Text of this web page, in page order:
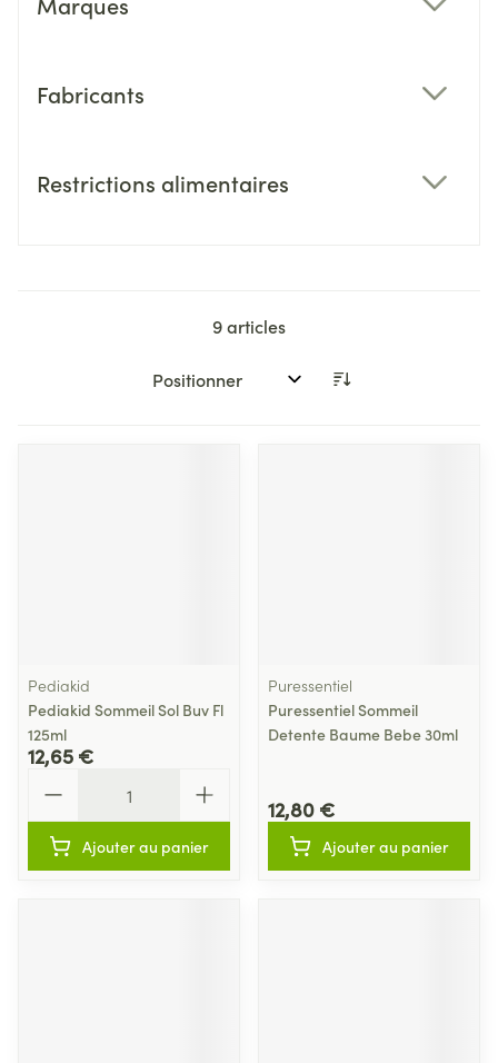
Fabricants
Restrictions alimentaires
9articles
Trier par:
Pediakid
Pediakid Sommeil Sol Buv Fl
125ml
12,65 €
Ajouter au panier
Puressentiel
Puressentiel Sommeil
Detente Baume Bebe 30ml
12,80 €
Ajouter au panier